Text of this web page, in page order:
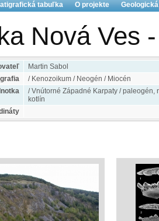
tabuľka O projekte
Nová Ves
Martin Sabol
/ Kenozoikum / Neogén / Miocén
/ Vnútorné Západné Karpaty / paleogén,
kotlín